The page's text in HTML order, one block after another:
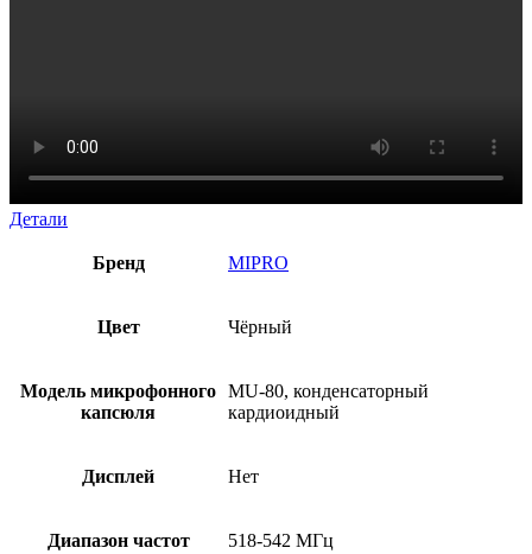
Детали
Бренд MIPRO
Цвет Чёрный
Модель микрофонного
капсюля
MU-80, конденсаторный
кардиоидный
Дисплей Нет
Диапазон частот 518-542 МГц